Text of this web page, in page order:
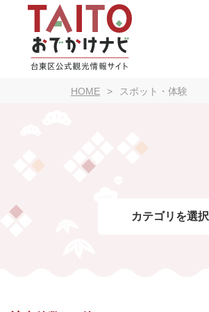
HOME スポット・体験
カテゴリを選択